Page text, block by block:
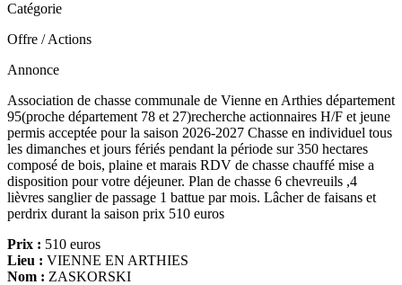
Catégorie
Offre / Actions
Annonce
Association de chasse communale de Vienne en Arthies département
95(proche département 78 et 27)recherche actionnaires H/F et jeune
permis acceptée pour la saison 2026-2027 Chasse en individuel tous
les dimanches et jours fériés pendant la période sur 350 hectares
composé de bois, plaine et marais RDV de chasse chauffé mise a
disposition pour votre déjeuner. Plan de chasse 6 chevreuils ,4
lièvres sanglier de passage 1 battue par mois. Lâcher de faisans et
perdrix durant la saison prix 510 euros
Prix : 510 euros
Lieu : VIENNE EN ARTHIES
Nom : ZASKORSKI